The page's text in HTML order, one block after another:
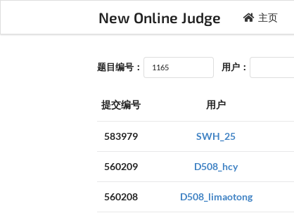
New Online Judge 主页
题目编号： 用户：
提交编号 用户
583979 SWH_25
560209 D508_hcy
560208 D508_limaotong